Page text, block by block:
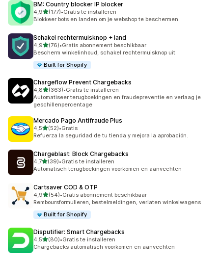
BM: Country blocker IP blocker
4,9van 5 sterren
(177)
177 recensies in totaal
•Gratis te installeren
Blokkeer bots en landen om je webshop te beschermen
Schakel rechtermuisknop + land
4,9van 5 sterren
(76)
76 recensies in totaal
•Gratis abonnement beschikbaar
Bescherm winkelinhoud, schakel rechtermuisknop uit
Built for Shopify
Chargeflow Prevent Chargebacks
4,8van 5 sterren
(363)
363 recensies in totaal
•Gratis te installeren
Automatiseer terugboekingen en fraudepreventie en verlaag je
geschillenpercentage
Mercado Pago Antifraude Plus
4,5van 5 sterren
(52)
52 recensies in totaal
•Gratis
Refuerza la seguridad de tu tienda y mejora la aprobación.
Chargeblast: Block Chargebacks
4,7van 5 sterren
(39)
39 recensies in totaal
•Gratis te installeren
Automatisch terugboekingen voorkomen en aanvechten
Cartsaver COD & OTP
4,9van 5 sterren
(54)
54 recensies in totaal
•Gratis abonnement beschikbaar
Remboursformulieren, bestelmeldingen, verlaten winkelwagens
Built for Shopify
Disputifier: Smart Chargebacks
4,5van 5 sterren
(80)
80 recensies in totaal
•Gratis te installeren
Chargebacks automatisch voorkomen en aanvechten